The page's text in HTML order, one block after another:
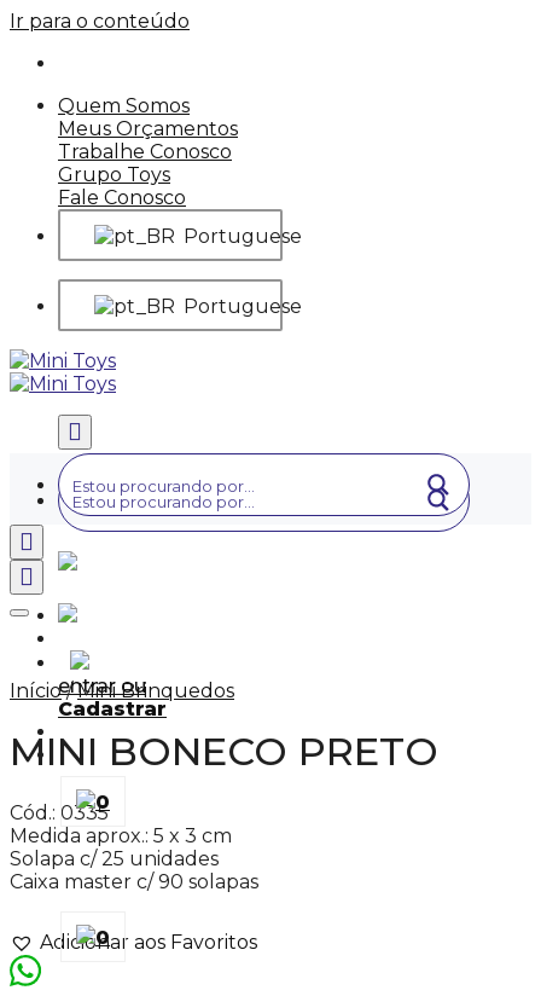
Ir para o conteúdo
Quem Somos
Meus Orçamentos
Trabalhe Conosco
Grupo Toys
Fale Conosco
Portuguese
Portuguese
entrar ou
Cadastrar
0
0
Início / Mini Brinquedos
MINI BONECO PRETO
Cód.: 0335
Medida aprox.: 5 x 3 cm
Solapa c/ 25 unidades
Caixa master c/ 90 solapas
Adicionar aos Favoritos